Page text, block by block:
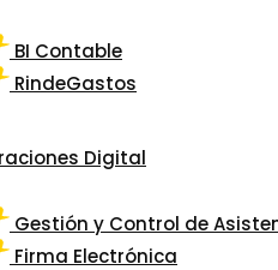
BI Contable
RindeGastos
Digital
Gestión y Control de
Firma Electrónica